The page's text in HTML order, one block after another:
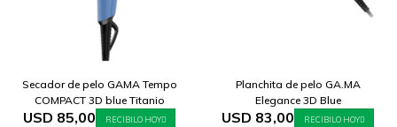
Secador de pelo GAMA Tempo
COMPACT 3D blue Titanio
USD 85,00 RECIBILO HOY
Planchita de pelo GA.MA
Elegance 3D Blue
USD 83,00 RECIBILO HOY